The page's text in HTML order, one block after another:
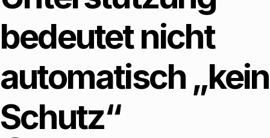
bedeutet nicht
automatisch „kein
Schutz“